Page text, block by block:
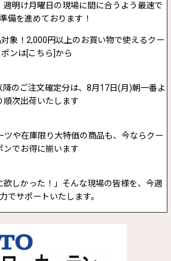
明け月曜日の現場に間に合うよう最速で
備を進めております！
対象！2,000円以上のお買い物で使えるクー
ポンは[こちら]から
降のご注文確定分は、8月17日(月)朝一番よ
順次出荷いたします
ツや在庫限り大特価の商品も、今ならクー
ンでお得に揃います
欲しかった！」そんな現場の皆様を、今週
でサポートいたします。